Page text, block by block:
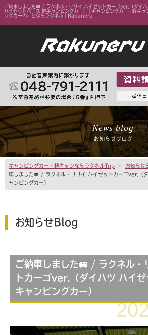
ご納車しました🚐 / ラクネル・リリイ ハイゼットカーゴver.（ダイハ
ハイゼットベース 軽キャンピングカー） | キャンピングカー・軽キャ
ングカーのことならラクネル｜Rakuneru
News blog
お知らせブログ
キャンピングカー・軽キャンならラクネルTop > お知らせ
車しました🚐 / ラクネル・リリイ ハイゼットカーゴver.（
ャンピングカー）
お知らせBlog
ご納車しました🚐 / ラクネル・
トカーゴver.（ダイハツ ハイ
キャンピングカー）